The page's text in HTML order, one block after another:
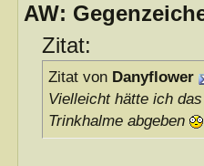
AW:
Zitat:
Zitat von Danyflower
Vielleicht hätte ich
Trinkhalme abgeben